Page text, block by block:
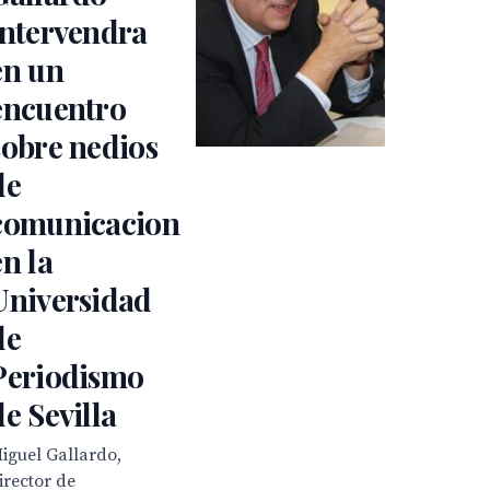
un
nedios
la
Sevilla
Gallardo,
de